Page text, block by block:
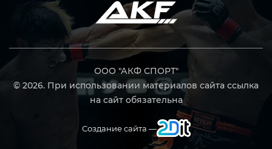
ООО "АКФ СПОРТ"
© 2026. При использовании материалов сайта ссылка
на сайт обязательна
Создание сайта —
Нажмите Enter для поиска или Esc, чтобы закрыть